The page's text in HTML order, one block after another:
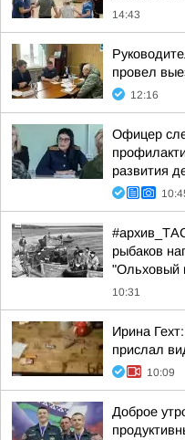
14:43
провел
12:16
Офицер
развития
рыбаков
"Ольховый
10:31
Ирина
прислал
10:09
Доброе